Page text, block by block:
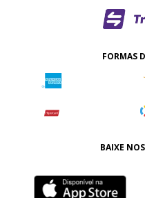
FORMAS
BAIXE